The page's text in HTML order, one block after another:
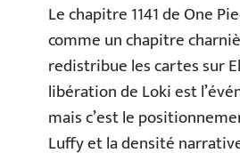
Le chapitre 1141 de One
comme un chapitre
redistribue les cartes sur
libération de Loki est
mais c’est le
Luffy et la densité